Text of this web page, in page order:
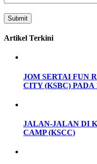
Artikel Terkini
JOM SERTAI FUN
CITY (KSBC)
JALAN-JALAN DI
CAMP (KSCC)